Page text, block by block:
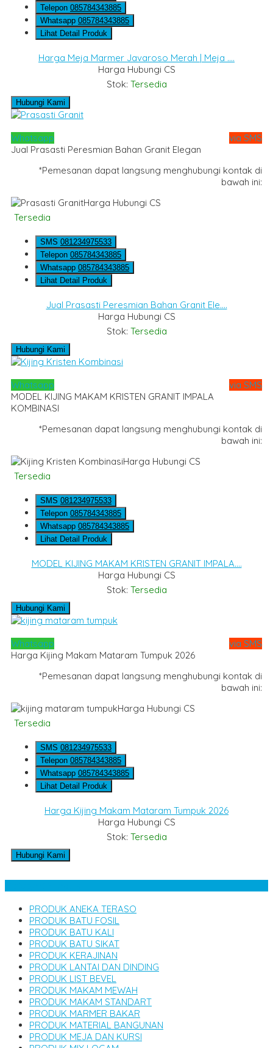
Telepon 085784343885
Whatsapp 085784343885
Lihat Detail Produk
Harga Meja Marmer Javaroso Merah | Meja ....
Harga Hubungi CS
Stok: Tersedia
Hubungi Kami
Whatsapp
via SMS
Jual Prasasti Peresmian Bahan Granit Elegan
*Pemesanan dapat langsung menghubungi kontak di
bawah ini:
Harga Hubungi CS
Tersedia
SMS 081234975533
Telepon 085784343885
Whatsapp 085784343885
Lihat Detail Produk
Jual Prasasti Peresmian Bahan Granit Ele....
Harga Hubungi CS
Stok: Tersedia
Hubungi Kami
Whatsapp
via SMS
MODEL KIJING MAKAM KRISTEN GRANIT IMPALA
KOMBINASI
*Pemesanan dapat langsung menghubungi kontak di
bawah ini:
Harga Hubungi CS
Tersedia
SMS 081234975533
Telepon 085784343885
Whatsapp 085784343885
Lihat Detail Produk
MODEL KIJING MAKAM KRISTEN GRANIT IMPALA....
Harga Hubungi CS
Stok: Tersedia
Hubungi Kami
Whatsapp
via SMS
Harga Kijing Makam Mataram Tumpuk 2026
*Pemesanan dapat langsung menghubungi kontak di
bawah ini:
Harga Hubungi CS
Tersedia
SMS 081234975533
Telepon 085784343885
Whatsapp 085784343885
Lihat Detail Produk
Harga Kijing Makam Mataram Tumpuk 2026
Harga Hubungi CS
Stok: Tersedia
Hubungi Kami
PRODUK ANEKA TERASO
PRODUK BATU FOSIL
PRODUK BATU KALI
PRODUK BATU SIKAT
PRODUK KERAJINAN
PRODUK LANTAI DAN DINDING
PRODUK LIST BEVEL
PRODUK MAKAM MEWAH
PRODUK MAKAM STANDART
PRODUK MARMER BAKAR
PRODUK MATERIAL BANGUNAN
PRODUK MEJA DAN KURSI